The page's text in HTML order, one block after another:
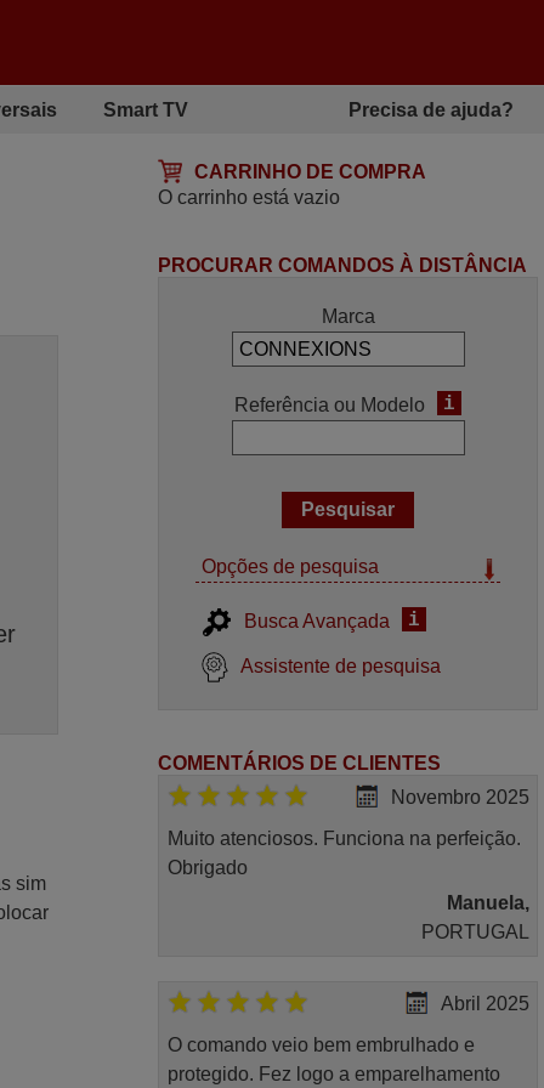
Smart TV Precisa de ajuda?
CARRINHO DE COMPRA
O carrinho está vazio
sim
PROCURAR COMANDOS À DISTÂNCIA
Marca
Referência ou Modelo i
Opções de pesquisa
Busca Avançada i
Assistente de pesquisa
COMENTÁRIOS DE CLIENTES
Novembro 2025
Muito atenciosos. Funciona na perfeição.
Obrigado
Manuela,
PORTUGAL
Abril 2025
O comando veio bem embrulhado e
protegido. Fez logo a emparelhamento